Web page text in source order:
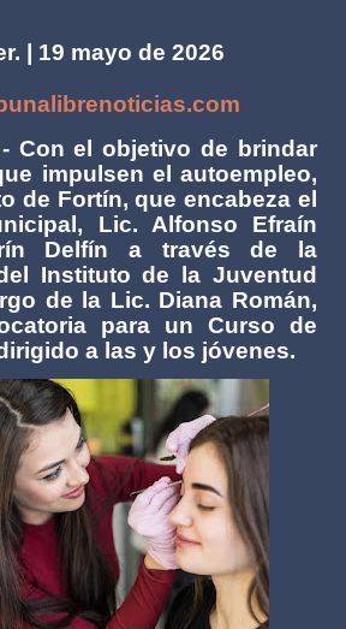
19 mayo de 2026
Con el objetivo de brindar
impulsen el autoempleo,
de Fortín, que encabeza el
Lic. Alfonso Efraín
Delfín a través de la
Instituto de la Juventud
de la Lic. Diana Román,
para un Curso de
a las y los jóvenes.